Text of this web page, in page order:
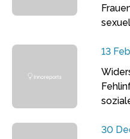
13
30